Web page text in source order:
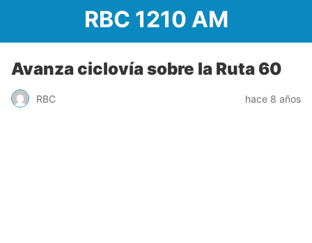
RBC 1210 AM
Avanza ciclovía sobre la Ruta 60
RBC hace 8 años